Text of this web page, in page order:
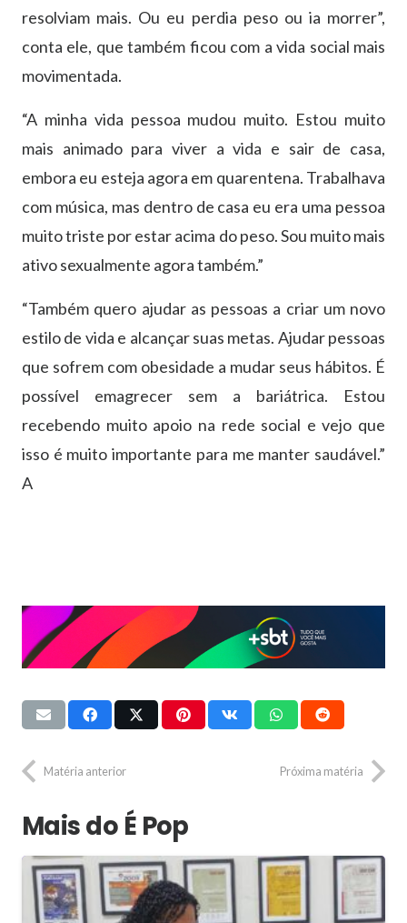
resolviam mais. Ou eu perdia peso ou ia morrer”,
conta ele, que também ficou com a vida social mais
movimentada.
“A minha vida pessoa mudou muito. Estou muito
mais animado para viver a vida e sair de casa,
embora eu esteja agora em quarentena. Trabalhava
com música, mas dentro de casa eu era uma pessoa
muito triste por estar acima do peso. Sou muito mais
ativo sexualmente agora também.”
“Também quero ajudar as pessoas a criar um novo
estilo de vida e alcançar suas metas. Ajudar pessoas
que sofrem com obesidade a mudar seus hábitos. É
possível emagrecer sem a bariátrica. Estou
recebendo muito apoio na rede social e vejo que
isso é muito importante para me manter saudável.”
A
Matéria anterior Próxima matéria
Mais do É Pop